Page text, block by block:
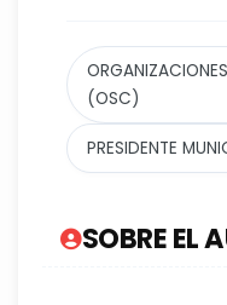
(OSC)
PRESIDENTE
SOBRE EL